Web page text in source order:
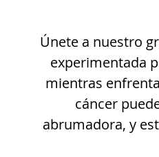
Únete a nuestro
experimentada
mientras
cáncer
abrumadora, y